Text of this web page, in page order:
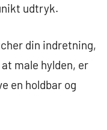
udtryk.
din indretning,
male hylden, er
en holdbar og